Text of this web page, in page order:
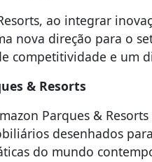
ao integrar
nova direção para o
competitividade e um
& Resorts
Parques &
desenhados
do mundo